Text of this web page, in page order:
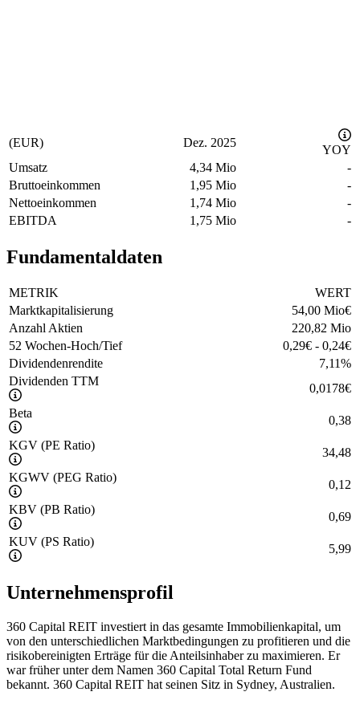
(EUR) Dez. 2025
YOY
Umsatz
4,34 Mio
-
Bruttoeinkommen
1,95 Mio
-
Nettoeinkommen
1,74 Mio
-
EBITDA
1,75 Mio -
Fundamentaldaten
METRIK
WERT
Marktkapitalisierung
54,00 Mio€
Anzahl Aktien
220,82 Mio
52 Wochen-Hoch/Tief
0,29€ - 0,24€
Dividendenrendite
7,11%
Dividenden TTM
0,0178€
Beta
0,38
KGV (PE Ratio)
34,48
KGWV (PEG Ratio)
0,12
KBV (PB Ratio)
0,69
KUV (PS Ratio)
5,99
Unternehmensprofil
360 Capital REIT investiert in das gesamte Immobilienkapital, um
von den unterschiedlichen Marktbedingungen zu profitieren und die
risikobereinigten Erträge für die Anteilsinhaber zu maximieren. Er
war früher unter dem Namen 360 Capital Total Return Fund
bekannt. 360 Capital REIT hat seinen Sitz in Sydney, Australien.